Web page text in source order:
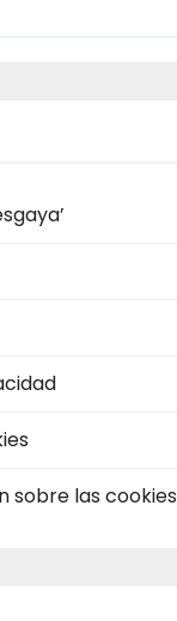
sobre las cookies